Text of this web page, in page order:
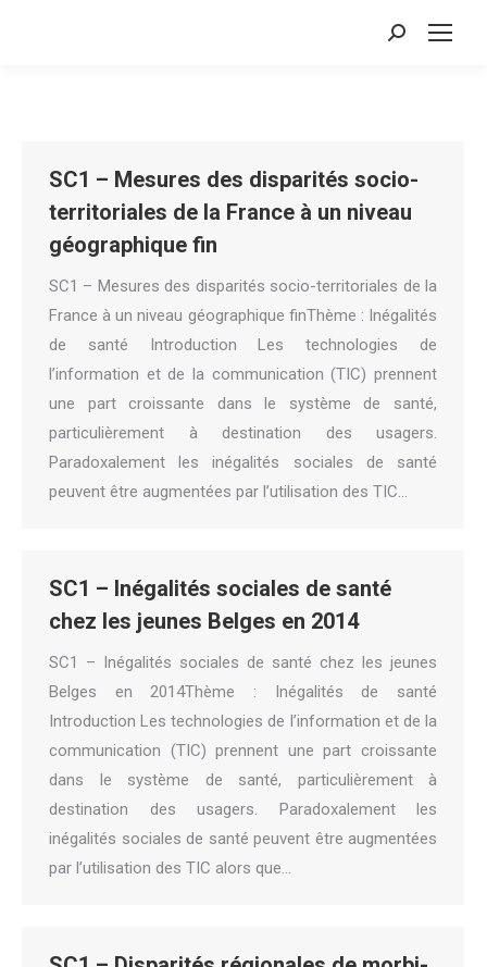
Search:
SC1 – Mesures des disparités socio-
territoriales de la France à un niveau
géographique fin
SC1 – Mesures des disparités socio-territoriales de la
France à un niveau géographique finThème : Inégalités
de santé Introduction Les technologies de
l’information et de la communication (TIC) prennent
une part croissante dans le système de santé,
particulièrement à destination des usagers.
Paradoxalement les inégalités sociales de santé
peuvent être augmentées par l’utilisation des TIC…
SC1 – Inégalités sociales de santé
chez les jeunes Belges en 2014
SC1 – Inégalités sociales de santé chez les jeunes
Belges en 2014Thème : Inégalités de santé
Introduction Les technologies de l’information et de la
communication (TIC) prennent une part croissante
dans le système de santé, particulièrement à
destination des usagers. Paradoxalement les
inégalités sociales de santé peuvent être augmentées
par l’utilisation des TIC alors que…